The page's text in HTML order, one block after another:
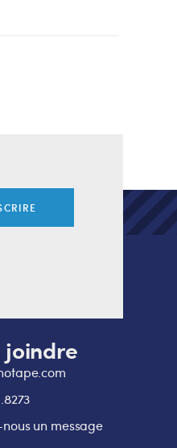
joindre
un message